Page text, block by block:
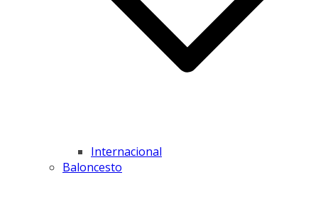
Internacional
Baloncesto